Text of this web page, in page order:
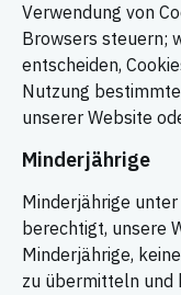
Verwendung von
Browsers steuern;
entscheiden,
Nutzung
unserer Website
Minderjährige
Minderjährige
berechtigt, unsere
Minderjährige,
zu übermitteln und